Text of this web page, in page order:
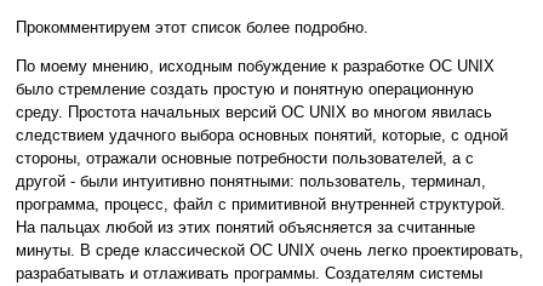
Прокомментируем этот список более подробно.
По моему мнению, исходным побуждение к разработке ОС UNIX
было стремление создать простую и понятную операционную
среду. Простота начальных версий ОС UNIX во многом явилась
следствием удачного выбора основных понятий, которые, с одной
стороны, отражали основные потребности пользователей, а с
другой - были интуитивно понятными: пользователь, терминал,
программа, процесс, файл с примитивной внутренней структурой.
На пальцах любой из этих понятий объясняется за считанные
минуты. В среде классической ОС UNIX очень легко проектировать,
разрабатывать и отлаживать программы. Создателям системы